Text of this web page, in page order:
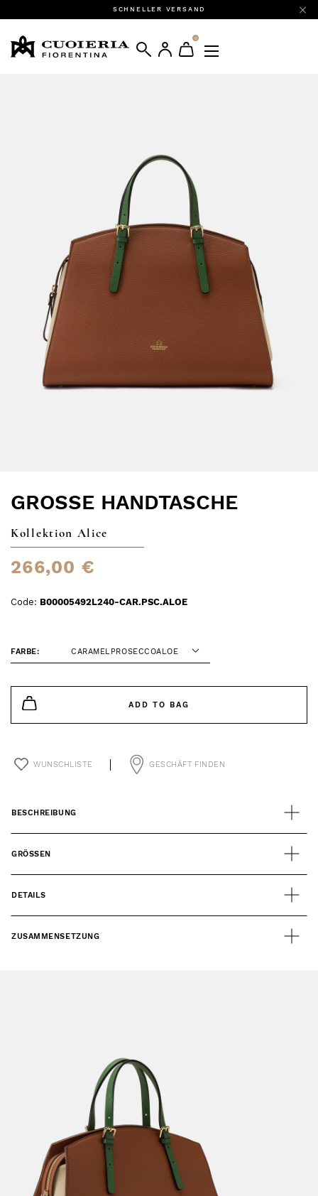
SCHNELLER VERSAND
0
GROSSE HANDTASCHE
Kollektion Alice
266,00 €
Code: B00005492L240-CAR.PSC.ALOE
FARBE: CARAMELPROSECCOALOE
ADD TO BAG
WUNSCHLISTE GESCHÄFT FINDEN
BESCHREIBUNG
GRÖSSEN
DETAILS
ZUSAMMENSETZUNG